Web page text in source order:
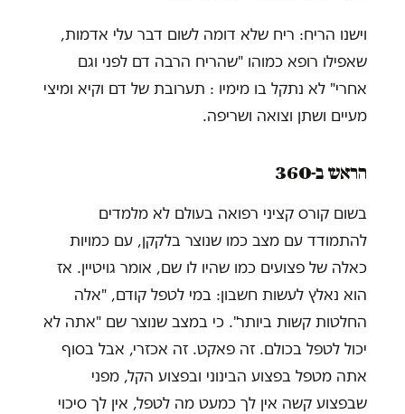
וישנו הריח: ריח שלא דומה לשום דבר עלי אדמות,
שאפילו רופא כמוהו "שהריח הרבה דם לפני וגם
אחרי" לא נתקל בו מימיו : תערובת של דם וקיא ומיצי
מעיים ושתן וצואה ושריפה.
הראש ב-360
בשום קורס קציני רפואה בעולם לא מלמדים
להתמודד עם מצב כמו שנוצר בלקקן, עם כמויות
כאלה של פצועים כמו שהיו לו שם, אומר גויטיין. אז
הוא נאלץ לעשות חשבון: במי לטפל קודם, "אלה
החלטות קשות ביותר". כי במצב שנוצר שם "אתה לא
יכול לטפל בכולם. זה פאקט. זה אכזרי, אבל בסוף
אתה מטפל בפצוע הבינוני ובפצוע הקל, מפני
שבפצוע קשה אין לך כמעט מה לטפל, אין לך סיכוי